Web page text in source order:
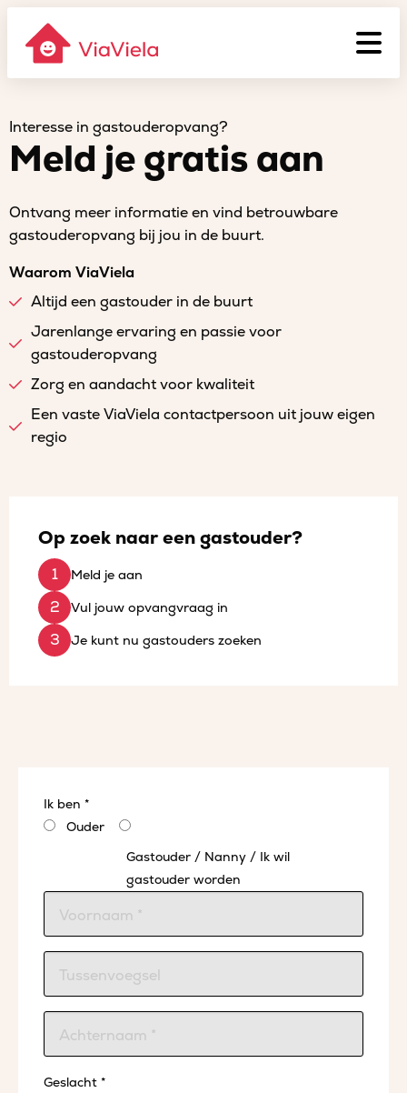
Interesse in gastouderopvang?
Meld je gratis aan
Ontvang meer informatie en vind betrouwbare
gastouderopvang bij jou in de buurt.
Waarom ViaViela
Altijd een gastouder in de buurt
Jarenlange ervaring en passie voor
gastouderopvang
Zorg en aandacht voor kwaliteit
Een vaste ViaViela contactpersoon uit jouw eigen
regio
Op zoek naar een gastouder?
Meld je aan
Vul jouw opvangvraag in
Je kunt nu gastouders zoeken
Ik ben *
Ouder
Gastouder / Nanny / Ik wil
gastouder worden
Geslacht *